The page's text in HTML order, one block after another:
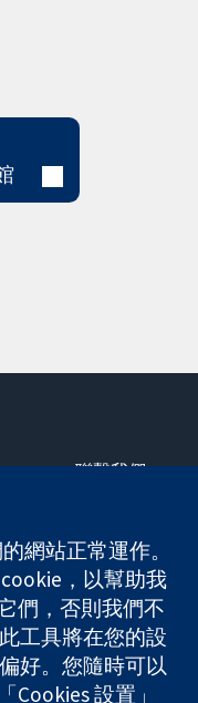
聯繫我們
關於我們
工作機會
Cochrane
Library
網站正常運作。
，以幫助我
們，否則我們不
工具將在您的設
好。您隨時可以
設置」